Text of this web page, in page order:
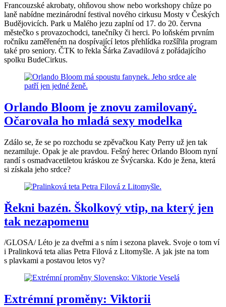
Francouzské akrobaty, ohňovou show nebo workshopy chůze po
laně nabídne mezinárodní festival nového cirkusu Mosty v Českých
Budějovicích. Park u Malého jezu zaplní od 17. do 20. června
městečko s provazochodci, tanečníky či herci. Po loňském prvním
ročníku zaměřeném na dospívající letos přehlídka rozšířila program
také pro seniory. ČTK to řekla Šárka Zavadilová z pořádajícího
spolku BudeCirkus.
Orlando Bloom je znovu zamilovaný.
Očarovala ho mladá sexy modelka
Zdálo se, že se po rozchodu se zpěvačkou Katy Perry už jen tak
nezamiluje. Opak je ale pravdou. Fešný herec Orlando Bloom nyní
randí s osmadvacetiletou kráskou ze Švýcarska. Kdo je žena, která
si získala jeho srdce?
Řekni bazén. Školkový vtip, na který jen
tak nezapomenu
/GLOSA/ Léto je za dveřmi a s ním i sezona plavek. Svoje o tom ví
i Pralinková teta alias Petra Filová z Litomyšle. A jak jste na tom
s plavkami a postavou letos vy?
Extrémní proměny: Viktorii